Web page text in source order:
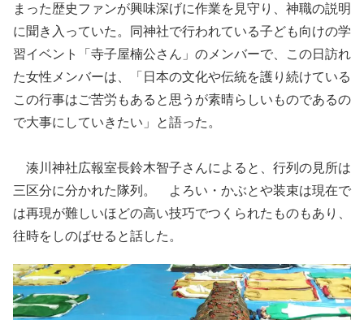
まった歴史ファンが興味深げに作業を見守り、神職の説明
に聞き入っていた。同神社で行われている子ども向けの学
習イベント「寺子屋楠公さん」のメンバーで、この日訪れ
た女性メンバーは、「日本の文化や伝統を護り続けている
この行事はご苦労もあると思うが素晴らしいものであるの
で大事にしていきたい」と語った。
湊川神社広報室長鈴木智子さんによると、行列の見所は
三区分に分かれた隊列。 よろい・かぶとや装束は現在で
は再現が難しいほどの高い技巧でつくられたものもあり、
往時をしのばせると話した。